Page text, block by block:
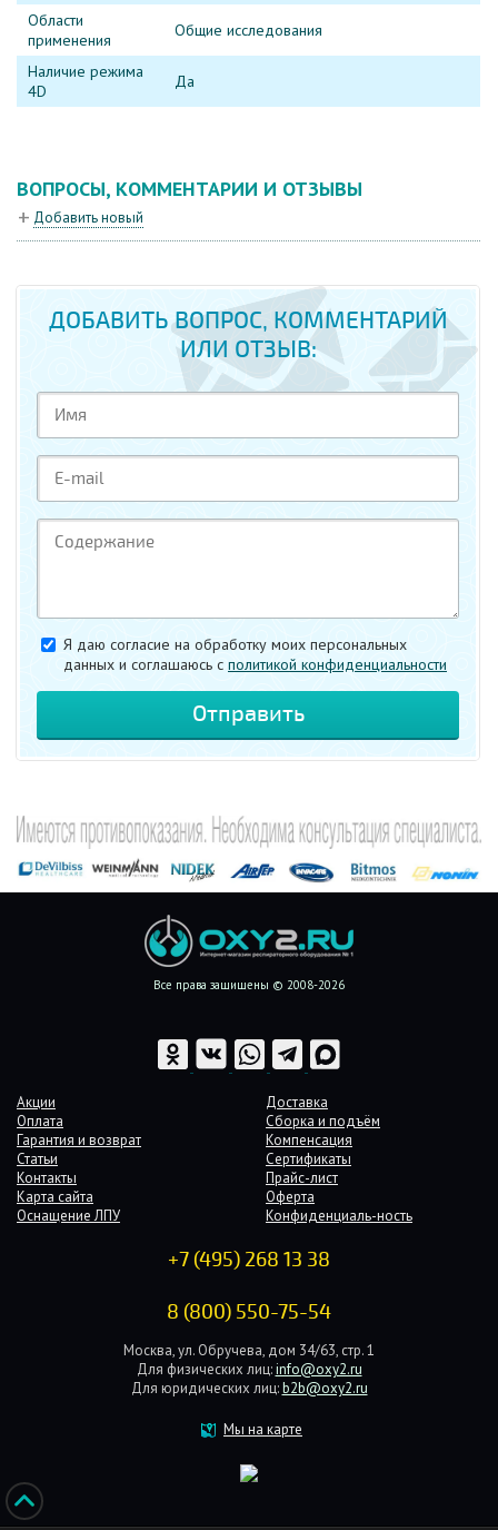
Области
применения
Общие исследования
Наличие режима
4D
Да
ВОПРОСЫ, КОММЕНТАРИИ И ОТЗЫВЫ
Добавить новый
ДОБАВИТЬ ВОПРОС, КОММЕНТАРИЙ
ИЛИ ОТЗЫВ:
Я даю согласие на обработку моих персональных
данных и соглашаюсь c политикой конфиденциальности
Все права защищены © 2008-2026
Акции
Доставка
Оплата
Сборка и подъём
Гарантия и возврат
Компенсация
Статьи
Сертификаты
Контакты
Прайс-лист
Карта сайта
Оферта
Оснащение ЛПУ
Конфиденциаль-ность
+7 (495) 268 13 38
8 (800) 550-75-54
Москва, ул. Обручева, дом 34/63, стр. 1
Для физических лиц: info@oxy2.ru
Для юридических лиц: b2b@oxy2.ru
Мы на карте